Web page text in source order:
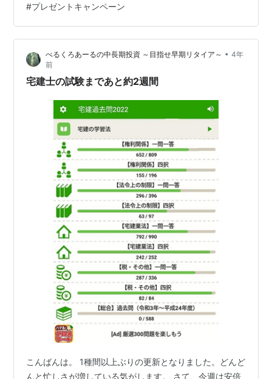
は、継続的に口座開設キャンペーンが開催されています
が、私が把握している限りでは、口座開設のみでプレゼ
ントされるこれまでのMAXは3,000円相当です…
#プレゼントキャンペーン
べるくろあーるの中長期投資 ～目指せ早期リタイア～ • 4年
前
宅建士の試験まであと約2週間
こんばんは。 1種間以上ぶりの更新となりました。どんど
んと忙しさが増している気がします。 さて、今週は安倍